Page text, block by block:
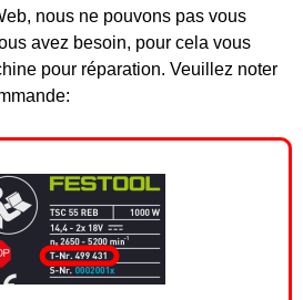
nous ne pouvons pas vous
avez besoin, pour cela vous
pour réparation. Veuillez noter